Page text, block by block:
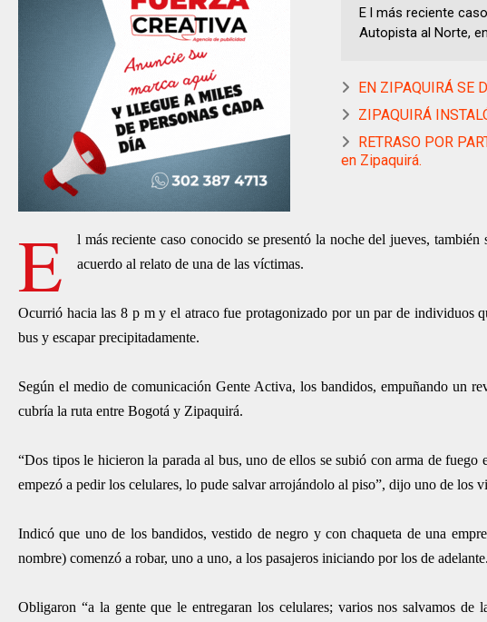
E l más reciente
Autopista al Norte,
EN ZIPAQUIRÁ SE
ZIPAQUIRÁ
RETRASO POR
en Zipaquirá.
E
l más reciente caso conocido se presentó la noche del jueves,
acuerdo al relato de una de las víctimas.
Ocurrió hacia las 8 p m y el atraco fue protagonizado por un par de individuos
bus y escapar precipitadamente.
Según el medio de comunicación Gente Activa, los bandidos, empuñando un
cubría la ruta entre Bogotá y Zipaquirá.
“Dos tipos le hicieron la parada al bus, uno de ellos se subió con arma de
empezó a pedir los celulares, lo pude salvar arrojándolo al piso”, dijo uno de los
Indicó que uno de los bandidos, vestido de negro y con chaqueta de una
nombre) comenzó a robar, uno a uno, a los pasajeros iniciando por los de adelante.
Obligaron “a la gente que le entregaran los celulares; varios nos salvamos